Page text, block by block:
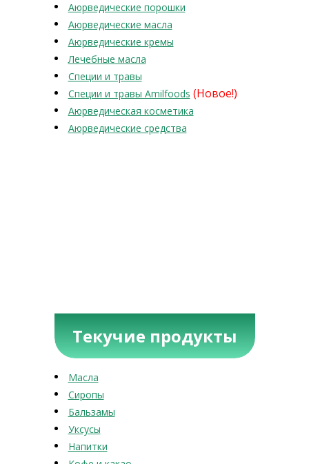
Аюрведические порошки
Аюрведические масла
Аюрведические кремы
Лечебные масла
Специи и травы
Специи и травы Amilfoods (Новое!)
Аюрведическая косметика
Аюрведические средства
Текучие продукты
Масла
Сиропы
Бальзамы
Уксусы
Напитки